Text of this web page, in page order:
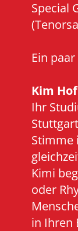
Special
Ein
Kim
Ihr
Stimme
Kimi
oder
in Ihren